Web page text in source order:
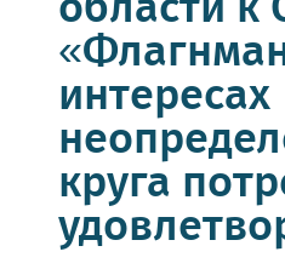
интересах
круга